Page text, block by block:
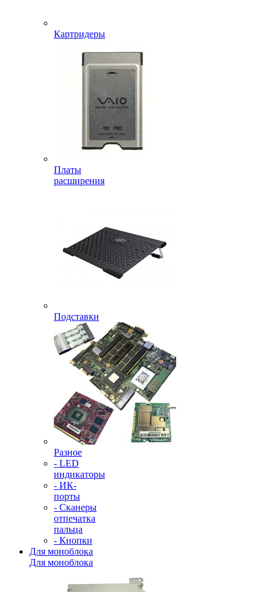
Картридеры
Платы
расширения
Подставки
Разное
- LED
индикаторы
- ИК-
порты
- Сканеры
отпечатка
пальца
- Кнопки
Для моноблока
Для моноблока